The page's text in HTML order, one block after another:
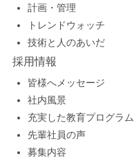
れの命令の使い方を学
んでもらいました。 今
年は皆さん質問もほと
んどなく予定より早く
課題をクリアしてくれ
ました。アンケート回
答でも皆さん「やさし
る頃になるので、例年
その年の新入社員に研
修についてお話しても
らいっています。 研修
内容を重視する方も多
いので、皆さん興味を
持ってお話を聞いてく
計画・管理
トレンドウォッチ
技術と人のあいだ
採用情報
皆様へメッセージ
社内風景
充実した教育プログラム
先輩社員の声
募集内容